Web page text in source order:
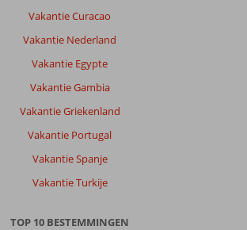
Vakantie Curacao
Vakantie Nederland
Vakantie Egypte
Vakantie Gambia
Vakantie Griekenland
Vakantie Portugal
Vakantie Spanje
Vakantie Turkije
TOP 10 BESTEMMINGEN